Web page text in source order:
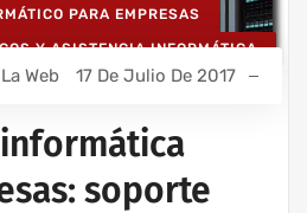
PARA EMPRESAS
Y ASISTENCIA INFORMÁTICA
Web 17 De Julio De 2017
soporte